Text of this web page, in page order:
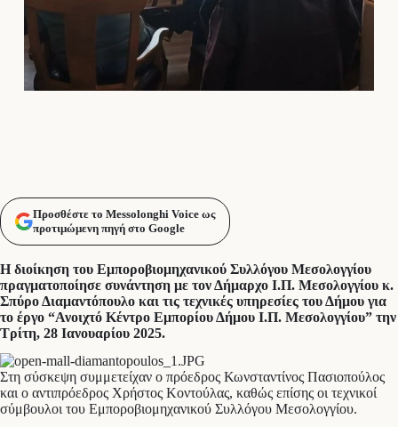
Προσθέστε το Messolonghi Voice ως
προτιμώμενη πηγή στο Google
Η διοίκηση του Εμποροβιομηχανικού Συλλόγου Μεσολογγίου
πραγματοποίησε συνάντηση με τον Δήμαρχο Ι.Π. Μεσολογγίου κ.
Σπύρο Διαμαντόπουλο και τις τεχνικές υπηρεσίες του Δήμου για
το έργο “Ανοιχτό Κέντρο Εμπορίου Δήμου Ι.Π. Μεσολογγίου” την
Τρίτη, 28 Ιανουαρίου 2025.
Στη σύσκεψη συμμετείχαν ο πρόεδρος Κωνσταντίνος Πασιοπούλος
και ο αντιπρόεδρος Χρήστος Κοντούλας, καθώς επίσης οι τεχνικοί
σύμβουλοι του Εμποροβιομηχανικού Συλλόγου Μεσολογγίου.